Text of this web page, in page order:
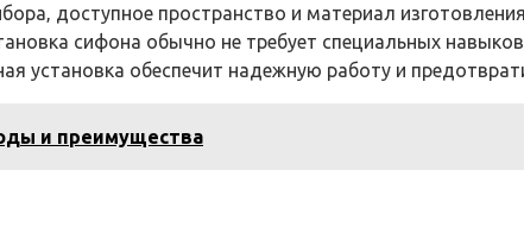
доступное пространство и материал
сифона обычно не требует специальных
установка обеспечит надежную работу и
и преимущества